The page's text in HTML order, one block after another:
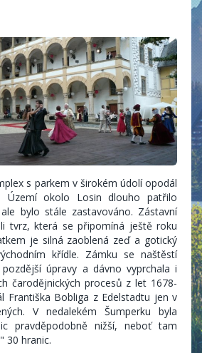
s parkem v širokém údolí opodál
Území okolo Losin dlouho patřilo
bylo stále zastavováno. Zástavní
tvrz, která se připomíná ještě roku
je silná zaoblená zeď a gotický
křídle. Zámku se naštěstí
úpravy a dávno vyprchala i
čarodějnických procesů z let 1678-
Františka Bobliga z Edelstadtu jen v
V nedalekém Šumperku byla
pravděpodobně nižší, neboť tam
30 hranic.